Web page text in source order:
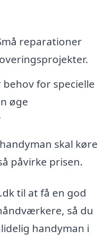
reparationer
for specielle
øge
skal køre
påvirke prisen.
til at få en god
så du
handyman i